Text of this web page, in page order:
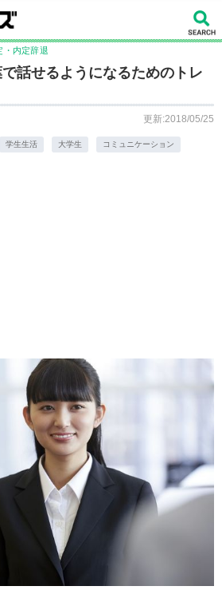
・内定辞退
話せるようになるためのトレ
更新:2018/05/25
学生生活 大学生 コミュニケーション